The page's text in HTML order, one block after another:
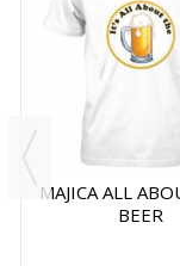
MAJICA ALL
BEER